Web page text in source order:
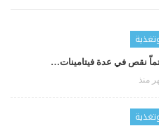
نقص في عدة فيتامينات…